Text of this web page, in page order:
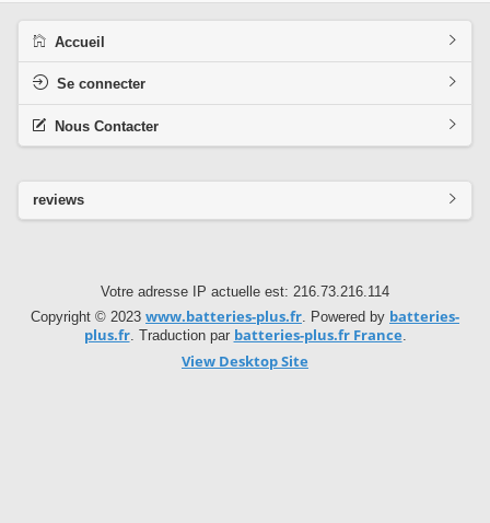
Accueil
Se connecter
Nous Contacter
reviews
Votre adresse IP actuelle est: 216.73.216.114
Copyright © 2023 www.batteries-plus.fr. Powered by batteries-
plus.fr. Traduction par batteries-plus.fr France.
View Desktop Site